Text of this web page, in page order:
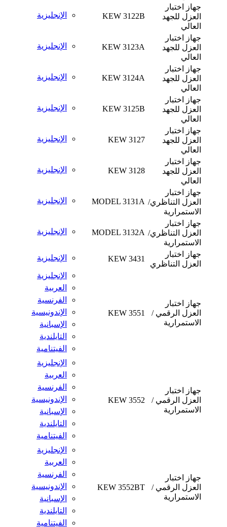
جهاز اختبار
العزل للجهد
العالي
KEW 3122B الإنجليزية
جهاز اختبار
العزل للجهد
العالي
KEW 3123A الإنجليزية
جهاز اختبار
العزل للجهد
العالي
KEW 3124A الإنجليزية
جهاز اختبار
العزل للجهد
العالي
KEW 3125B الإنجليزية
جهاز اختبار
العزل للجهد
العالي
KEW 3127 الإنجليزية
جهاز اختبار
العزل للجهد
العالي
KEW 3128 الإنجليزية
جهاز اختبار
العزل التناظري/
الاستمرارية
MODEL 3131A الإنجليزية
جهاز اختبار
العزل التناظري/
الاستمرارية
MODEL 3132A الإنجليزية
جهاز اختبار
العزل التناظري
KEW 3431 الإنجليزية
جهاز اختبار
العزل الرقمي /
الاستمرارية
KEW 3551
الإنجليزية
العربية
الفرنسية
الإندونيسية
الإسبانية
التايلندية
الفيتنامية
جهاز اختبار
العزل الرقمي /
الاستمرارية
KEW 3552
الإنجليزية
العربية
الفرنسية
الإندونيسية
الإسبانية
التايلندية
الفيتنامية
جهاز اختبار
العزل الرقمي /
الاستمرارية
KEW 3552BT
الإنجليزية
العربية
الفرنسية
الإندونيسية
الإسبانية
التايلندية
الفيتنامية